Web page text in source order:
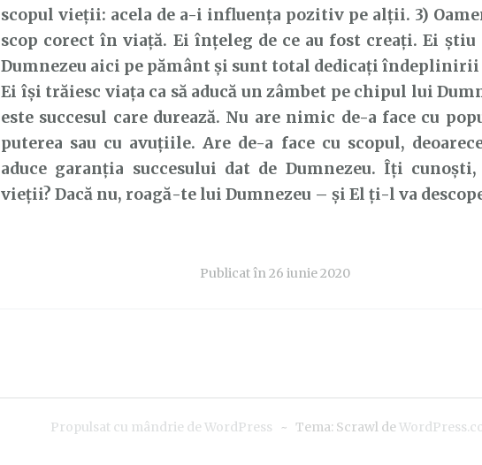
scopul vieții: acela de a-i influența pozitiv pe alții. 3)
scop corect în viață. Ei înțeleg de ce au fost creați. Ei știu
Dumnezeu aici pe pământ și sunt total dedicați îndeplinirii
Ei își trăiesc viața ca să aducă un zâmbet pe chipul lui
este succesul care durează. Nu are nimic de-a face cu
puterea sau cu avuțiile. Are de-a face cu scopul,
aduce garanția succesului dat de Dumnezeu. Îți
vieții? Dacă nu, roagă-te lui Dumnezeu – și El ți-l va
Publicat în26 iunie 2020
Propulsat cu mândrie de WordPress ~ Tema: Scrawl de